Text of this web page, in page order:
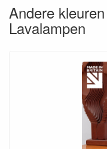
Andere
Lavalampen